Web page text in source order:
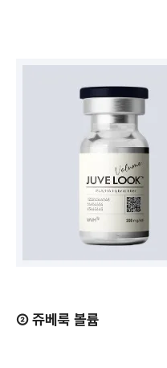
② 쥬베룩 볼륨